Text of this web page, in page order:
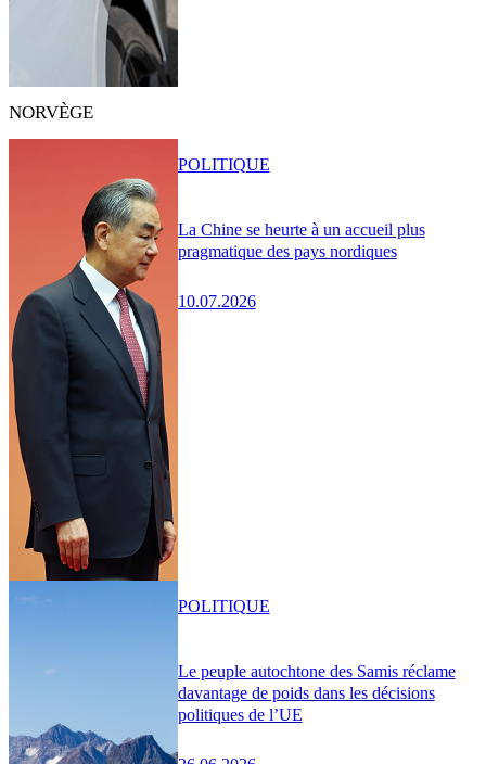
NORVÈGE
La Chine se heurte à un accueil plus
pragmatique des pays nordiques
10.07.2026
POLITIQUE
Le peuple autochtone des Samis réclame
davantage de poids dans les décisions
politiques de l’UE
POLITIQUE